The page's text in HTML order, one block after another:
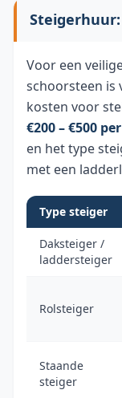
Voor een
schoorsteen is
kosten voor
€200 – €500
en het type
met een
Type steiger
Daksteiger /
laddersteiger
Rolsteiger
Staande
steiger